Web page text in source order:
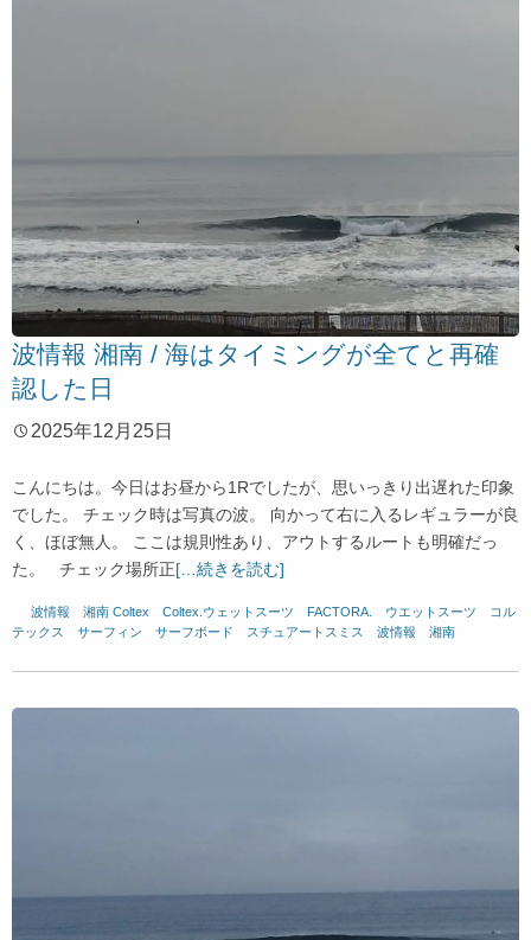
波情報 湘南 / 海はタイミングが全てと再確
認した日
2025年12月25日
こんにちは。今日はお昼から1Rでしたが、思いっきり出遅れた印象
でした。 チェック時は写真の波。 向かって右に入るレギュラーが良
く、ほぼ無人。 ここは規則性あり、アウトするルートも明確だっ
た。 チェック場所正[…続きを読む]
波情報 湘南 Coltex Coltex.ウェットスーツ FACTORA. ウエットスーツ
コル
テックス
サーフィン サーフボード スチュアートスミス 波情報 湘南